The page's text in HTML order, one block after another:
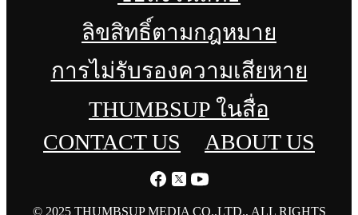
ลิขสิทธิ์ตามกฎหมาย
การไม่รับรองความเสียหาย
THUMBSUP ในสื่อ
CONTACT US
ABOUT US
© 2025 THUMBSUP MEDIA CO.,LTD., ALL RIGHTS